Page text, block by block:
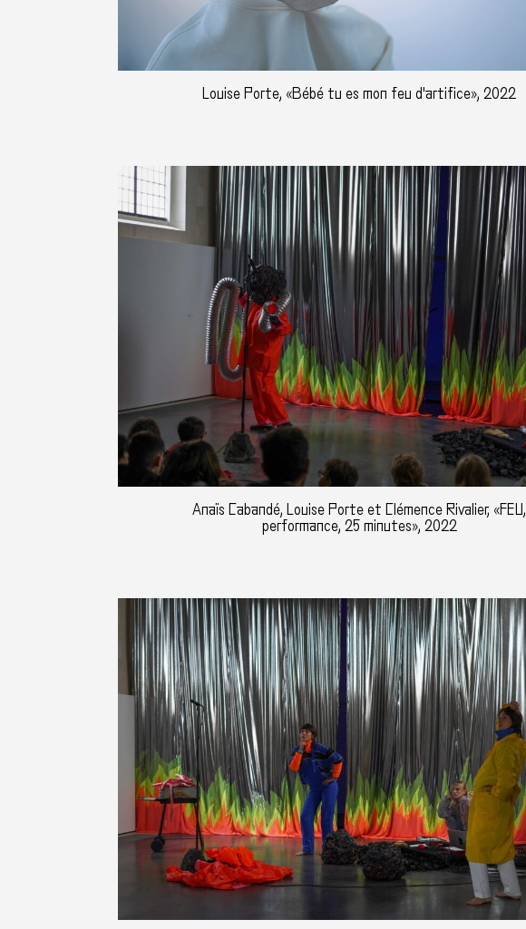
Louise Porte, «Bébé tu es mon feu d'artifice», 2022
Anaïs Cabandé, Louise Porte et Clémence Rivalier, «FEU,
performance, 25 minutes», 2022